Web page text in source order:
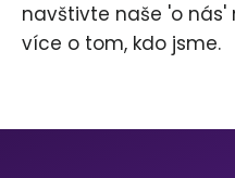
navštivte naše 'o
více o tom, kdo jsme.